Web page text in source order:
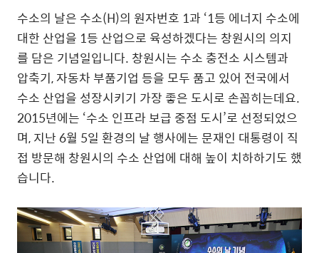
수소의 날은 수소(H)의 원자번호 1과 ‘1등 에너지 수소에
대한 산업을 1등 산업으로 육성하겠다는 창원시의 의지
를 담은 기념일입니다. 창원시는 수소 충전소 시스템과
압축기, 자동차 부품기업 등을 모두 품고 있어 전국에서
수소 산업을 성장시키기 가장 좋은 도시로 손꼽히는데요.
2015년에는 ‘수소 인프라 보급 중점 도시’로 선정되었으
며, 지난 6월 5일 환경의 날 행사에는 문재인 대통령이 직
접 방문해 창원시의 수소 산업에 대해 높이 치하하기도 했
습니다.